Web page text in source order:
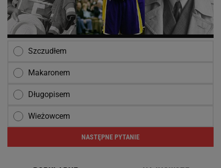
Szczudłem
Makaronem
Długopisem
Wieżowcem
NASTĘPNE PYTANIE